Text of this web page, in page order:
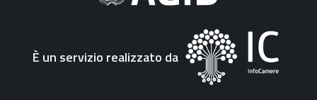
È un servizio realizzato da